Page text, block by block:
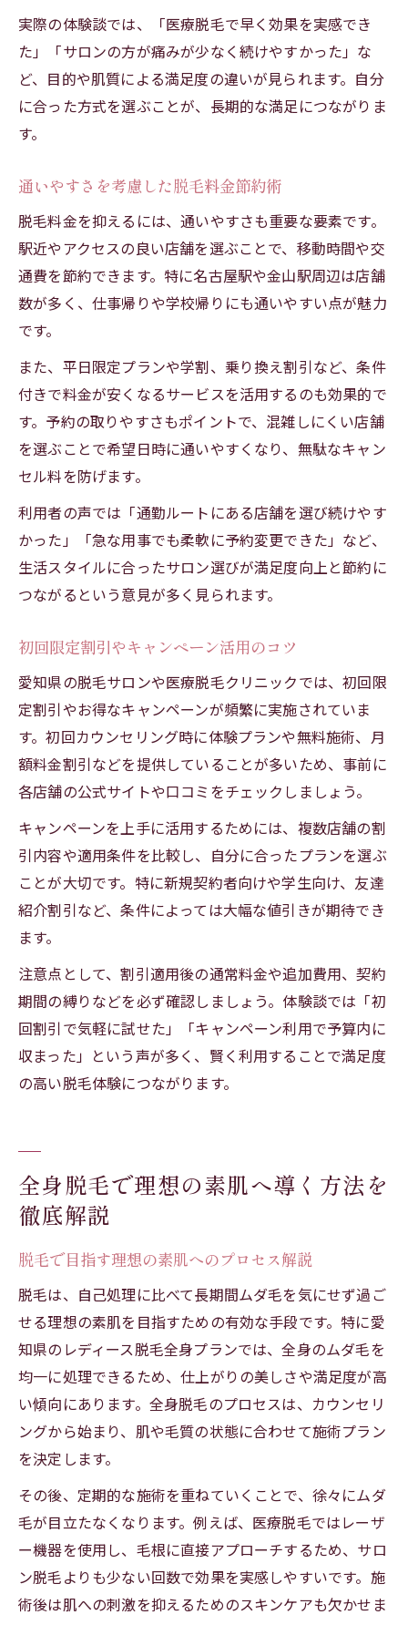
実際の体験談では、「医療脱毛で早く効果を実感でき
た」「サロンの方が痛みが少なく続けやすかった」な
ど、目的や肌質による満足度の違いが見られます。自分
に合った方式を選ぶことが、長期的な満足につながりま
す。
通いやすさを考慮した脱毛料金節約術
脱毛料金を抑えるには、通いやすさも重要な要素です。
駅近やアクセスの良い店舗を選ぶことで、移動時間や交
通費を節約できます。特に名古屋駅や金山駅周辺は店舗
数が多く、仕事帰りや学校帰りにも通いやすい点が魅力
です。
また、平日限定プランや学割、乗り換え割引など、条件
付きで料金が安くなるサービスを活用するのも効果的で
す。予約の取りやすさもポイントで、混雑しにくい店舗
を選ぶことで希望日時に通いやすくなり、無駄なキャン
セル料を防げます。
利用者の声では「通勤ルートにある店舗を選び続けやす
かった」「急な用事でも柔軟に予約変更できた」など、
生活スタイルに合ったサロン選びが満足度向上と節約に
つながるという意見が多く見られます。
初回限定割引やキャンペーン活用のコツ
愛知県の脱毛サロンや医療脱毛クリニックでは、初回限
定割引やお得なキャンペーンが頻繁に実施されていま
す。初回カウンセリング時に体験プランや無料施術、月
額料金割引などを提供していることが多いため、事前に
各店舗の公式サイトや口コミをチェックしましょう。
キャンペーンを上手に活用するためには、複数店舗の割
引内容や適用条件を比較し、自分に合ったプランを選ぶ
ことが大切です。特に新規契約者向けや学生向け、友達
紹介割引など、条件によっては大幅な値引きが期待でき
ます。
注意点として、割引適用後の通常料金や追加費用、契約
期間の縛りなどを必ず確認しましょう。体験談では「初
回割引で気軽に試せた」「キャンペーン利用で予算内に
収まった」という声が多く、賢く利用することで満足度
の高い脱毛体験につながります。
全身脱毛で理想の素肌へ導く方法を
徹底解説
脱毛で目指す理想の素肌へのプロセス解説
脱毛は、自己処理に比べて長期間ムダ毛を気にせず過ご
せる理想の素肌を目指すための有効な手段です。特に愛
知県のレディース脱毛全身プランでは、全身のムダ毛を
均一に処理できるため、仕上がりの美しさや満足度が高
い傾向にあります。全身脱毛のプロセスは、カウンセリ
ングから始まり、肌や毛質の状態に合わせて施術プラン
を決定します。
その後、定期的な施術を重ねていくことで、徐々にムダ
毛が目立たなくなります。例えば、医療脱毛ではレーザ
ー機器を使用し、毛根に直接アプローチするため、サロ
ン脱毛よりも少ない回数で効果を実感しやすいです。施
術後は肌への刺激を抑えるためのスキンケアも欠かせま